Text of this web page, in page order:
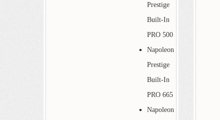
Prestige
Built-In
PRO 500
Napoleon
Prestige
Built-In
PRO 665
Napoleon